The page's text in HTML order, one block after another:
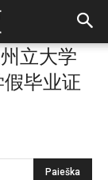
立大学
毕业证